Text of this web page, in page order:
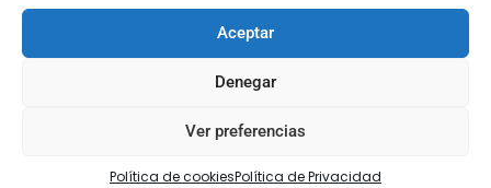
Aceptar
Denegar
Ver preferencias
Política de cookiesPolítica de Privacidad
Pasamanería fantasía ocre de 40 mm
Tamaño. 40 mm